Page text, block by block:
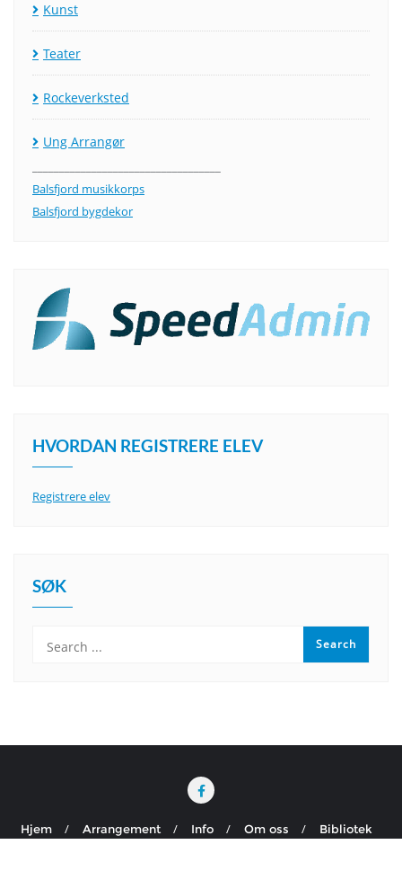
Kunst
Teater
Rockeverksted
Ung Arrangør
Balsfjord musikkorps
Balsfjord bygdekor
HVORDAN REGISTRERE ELEV
Registrere elev
SØK
Hjem Arrangement Info Om oss Bibliotek